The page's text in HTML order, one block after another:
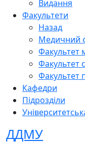
Видання
Факультети
Назад
Медичний
Факультет
Факультет
Факультет
Кафедри
Підрозділи
ДДМУ